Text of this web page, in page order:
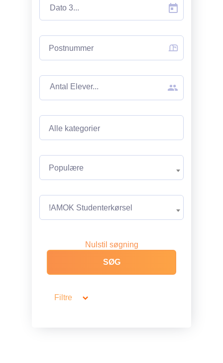
Postnummer
Alle kategorier
Populære
!AMOK Studenterkørsel
Nulstil søgning
Filtre